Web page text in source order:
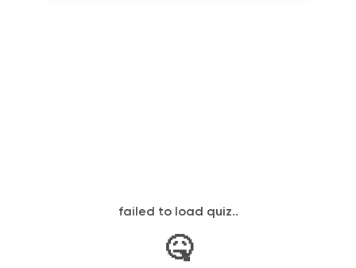
Международный центр медицинского
и фармацевтического образования